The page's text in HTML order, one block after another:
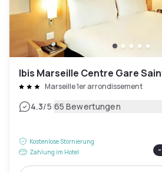
Ibis Marseille Centre Gare
Marseille 1er arrondissement
4.3/5|65 Bewertungen
Kostenlose Stornierung
Zahlung im Hotel
-